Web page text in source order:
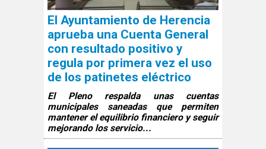
El Ayuntamiento de Herencia
aprueba una Cuenta General
con resultado positivo y
regula por primera vez el uso
de los patinetes eléctrico
El Pleno respalda unas cuentas
municipales saneadas que permiten
mantener el equilibrio financiero y seguir
mejorando los servicio...